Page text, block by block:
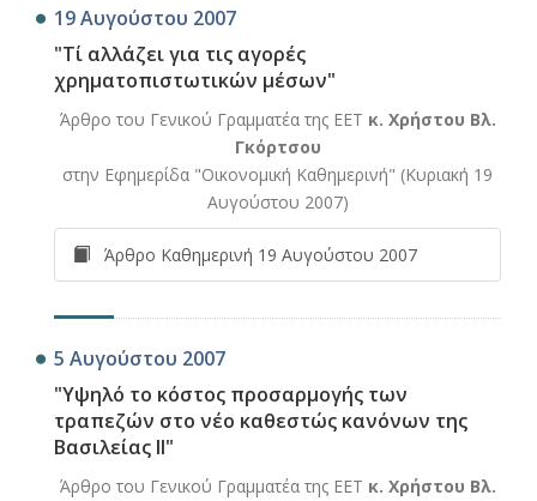
19 Αυγούστου 2007
"Τί αλλάζει για τις αγορές
χρηματοπιστωτικών μέσων"
Άρθρο του Γενικού Γραμματέα της ΕΕΤ κ. Χρήστου Βλ.
Γκόρτσου
στην Εφημερίδα "Οικονομική Καθημερινή" (Κυριακή 19
Αυγούστου 2007)
Άρθρο Καθημερινή 19 Αυγούστου 2007
5 Αυγούστου 2007
"Υψηλό το κόστος προσαρμογής των
τραπεζών στο νέο καθεστώς κανόνων της
Βασιλείας ΙΙ"
Άρθρο του Γενικού Γραμματέα της ΕΕΤ κ. Χρήστου Βλ.